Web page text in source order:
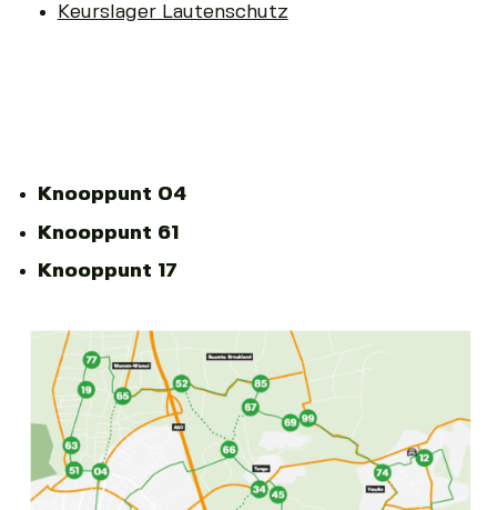
Keurslager Lautenschutz
Knooppunt 04
Knooppunt 61
Knooppunt 17